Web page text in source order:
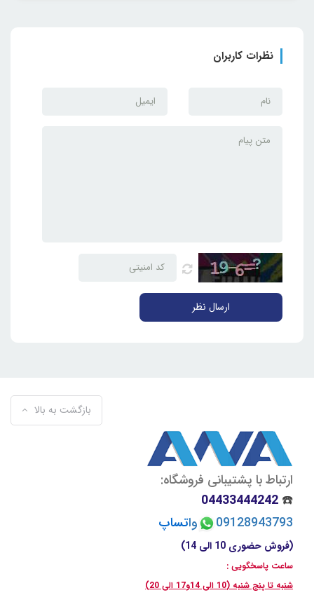
نظرات کاربران
ارسال نظر
بازگشت به بالا
ارتباط با پشتیبانی فروشگاه:
☎️
04433444242
09128943793
واتساپ
(فروش حضوری 10 الی 14)
ساعت پاسخگویی :
شنبه تا پنج شنبه (10 الی 14و17 الی 20)